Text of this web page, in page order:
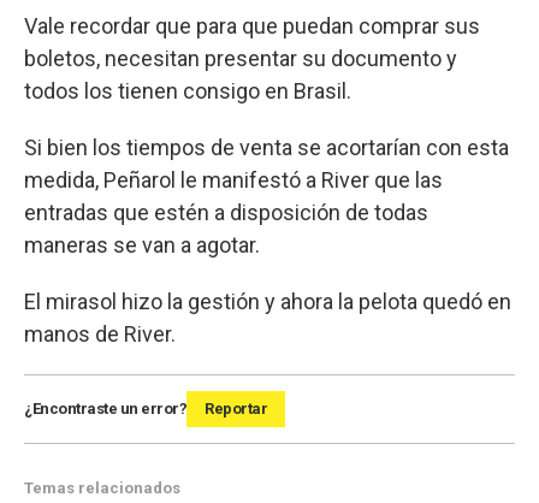
Vale recordar que para que puedan comprar sus
boletos, necesitan presentar su documento y
todos los tienen consigo en Brasil.
Si bien los tiempos de venta se acortarían con esta
medida, Peñarol le manifestó a River que las
entradas que estén a disposición de todas
maneras se van a agotar.
El mirasol hizo la gestión y ahora la pelota quedó en
manos de River.
¿Encontraste un error? Reportar
Temas relacionados